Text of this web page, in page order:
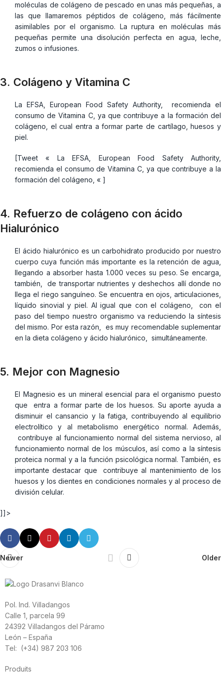
moléculas de colágeno de pescado en unas más pequeñas, a
las que llamaremos péptidos de colágeno, más fácilmente
asimilables por el organismo. La ruptura en moléculas más
pequeñas permite una disolución perfecta en agua, leche,
zumos o infusiones.
3. Colágeno y Vitamina C
La EFSA, European Food Safety Authority, recomienda el
consumo de Vitamina C, ya que contribuye a la formación del
colágeno, el cual entra a formar parte de cartílago, huesos y
piel.
[Tweet « La EFSA, European Food Safety Authority,
recomienda el consumo de Vitamina C, ya que contribuye a la
formación del colágeno, « ]
4. Refuerzo de colágeno con ácido
Hialurónico
El ácido hialurónico es un carbohidrato producido por nuestro
cuerpo cuya función más importante es la retención de agua,
llegando a absorber hasta 1.000 veces su peso. Se encarga,
también, de transportar nutrientes y deshechos allí donde no
llega el riego sanguíneo. Se encuentra en ojos, articulaciones,
líquido sinovial y piel. Al igual que con el colágeno, con el
paso del tiempo nuestro organismo va reduciendo la síntesis
del mismo. Por esta razón, es muy recomendable suplementar
en la dieta colágeno y ácido hialurónico, simultáneamente.
5. Mejor con Magnesio
El Magnesio es un mineral esencial para el organismo puesto
que entra a formar parte de los huesos. Su aporte ayuda a
disminuir el cansancio y la fatiga, contribuyendo al equilibrio
electrolítico y al metabolismo energético normal. Además,
contribuye al funcionamiento normal del sistema nervioso, al
funcionamiento normal de los músculos, así como a la síntesis
proteica normal y a la función psicológica normal. También, es
importante destacar que contribuye al mantenimiento de los
huesos y los dientes en condiciones normales y al proceso de
división celular.
]]>
Newer Older
Pol. Ind. Villadangos
Calle 1, parcela 99
24392 Villadangos del Páramo
León – España
Tel: (+34) 987 203 106
Produits